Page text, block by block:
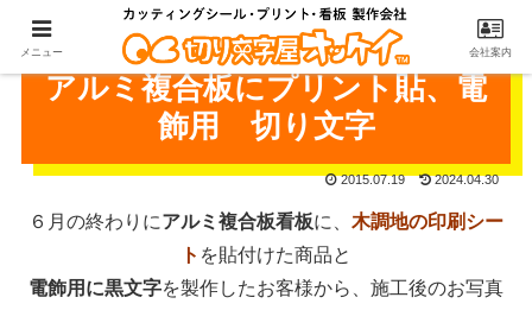
アルミ複合板にプリント貼、電
飾用 切り文字
2015.07.19 2024.04.30
６月の終わりにアルミ複合板看板に、 木調地の印刷シー
ト を貼付けた商品と
電飾用に黒文字を製作したお客様から、施工後のお写真
メニュー 会社案内